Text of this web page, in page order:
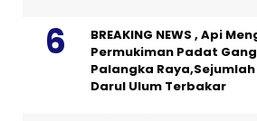
BREAKING NEWS , Api
Permukiman Padat
Palangka Raya,Sejumlah
Darul Ulum Terbakar